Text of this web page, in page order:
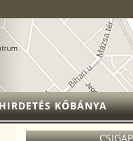
KŐBÁNYA